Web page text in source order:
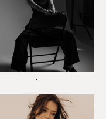
*